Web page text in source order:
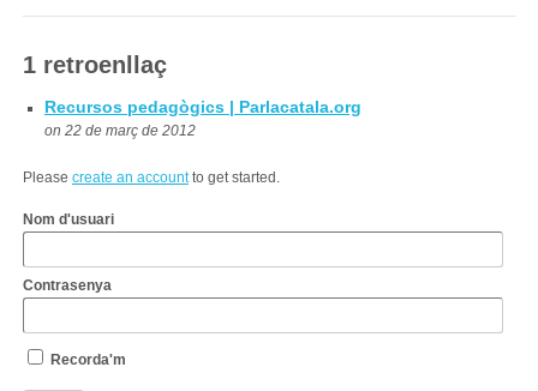
1 retroenllaç
Recursos pedagògics | Parlacatala.org
on 22 de març de 2012
Please create an accountto get started.
Nom d'usuari
Contrasenya
Recorda'm